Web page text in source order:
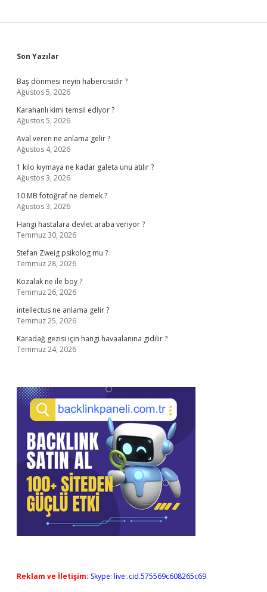
Sidebar
Son Yazılar
Baş dönmesi neyin habercisidir ?
Ağustos 5, 2026
Karahanlı kimi temsil ediyor ?
Ağustos 5, 2026
Aval veren ne anlama gelir ?
Ağustos 4, 2026
1 kilo kıymaya ne kadar galeta unu atılır ?
Ağustos 3, 2026
10 MB fotoğraf ne demek ?
Ağustos 3, 2026
Hangi hastalara devlet araba veriyor ?
Temmuz 30, 2026
Stefan Zweig psikolog mu ?
Temmuz 28, 2026
Kozalak ne ile boy ?
Temmuz 26, 2026
intellectus ne anlama gelir ?
Temmuz 25, 2026
Karadağ gezisi için hangi havaalanına gidilir ?
Temmuz 24, 2026
Reklam ve İletişim: Skype: live:.cid.575569c608265c69